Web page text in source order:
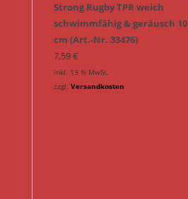
Strong Rugby TPR weich
schwimmfähig & geräusch 10
cm (Art.-Nr. 33476)
7,59€
inkl. 19 % MwSt.
zzgl. Versandkosten